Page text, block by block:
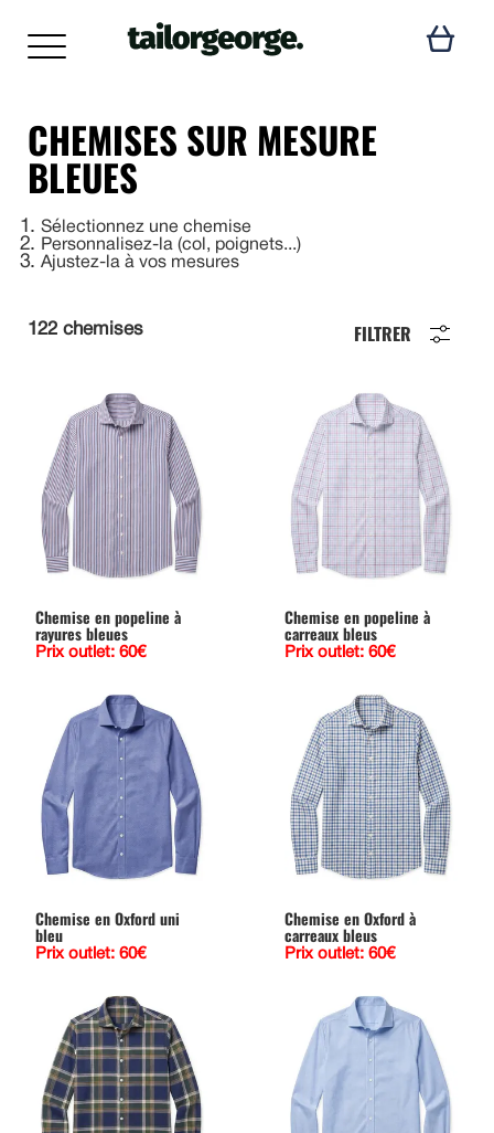
CHEMISES SUR MESURE
BLEUES
1 Sélectionnez une chemise
2 Personnalisez-la (col, poignets...)
3 Ajustez-la à vos mesures
122 chemises FILTRER
Chemise en popeline à
rayures bleues
Prix outlet: 60€
Chemise en popeline à
carreaux bleus
Prix outlet: 60€
Chemise en Oxford uni
bleu
Prix outlet: 60€
Chemise en Oxford à
carreaux bleus
Prix outlet: 60€